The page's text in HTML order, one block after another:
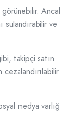
görünebilir.
sulandırabilir ve
takipçi satın
medya